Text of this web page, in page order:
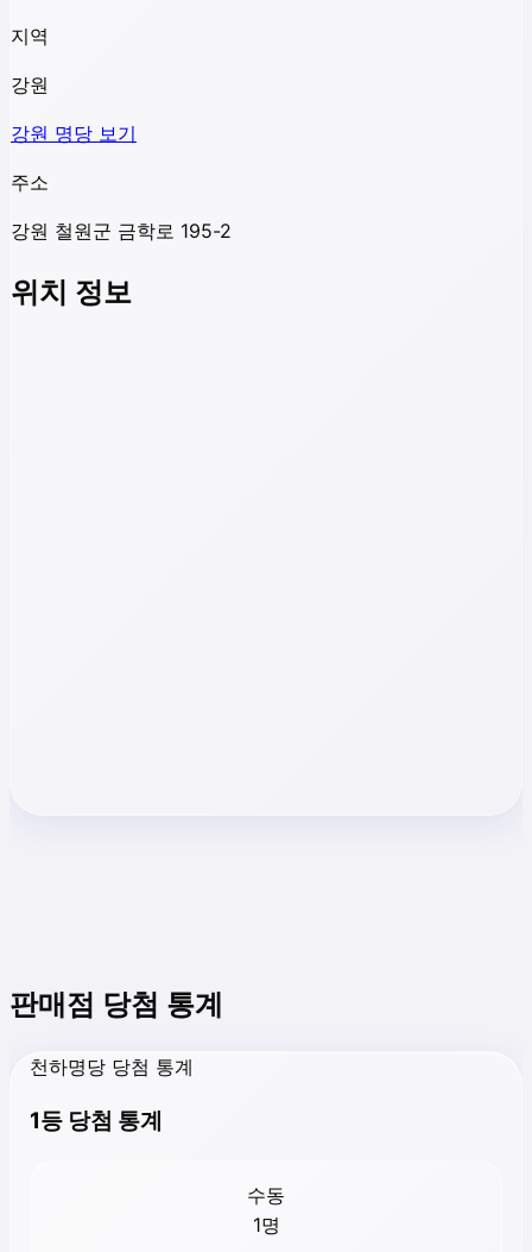
지역
강원
강원 명당 보기
주소
강원 철원군 금학로 195-2
위치 정보
판매점 당첨 통계
천하명당 당첨 통계
1등 당첨 통계
수동
1명